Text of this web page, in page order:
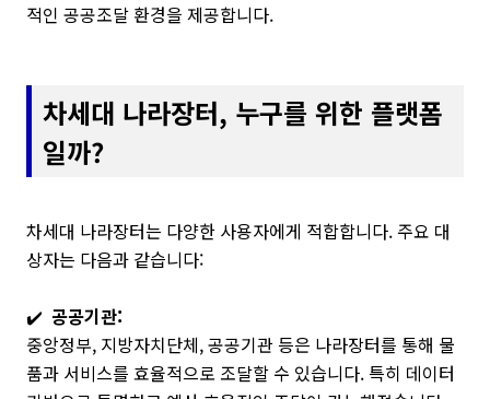
적인 공공조달 환경을 제공합니다.
차세대 나라장터, 누구를 위한 플랫폼
일까?
차세대 나라장터는 다양한 사용자에게 적합합니다. 주요 대
상자는 다음과 같습니다:
✔️ 공공기관:
중앙정부, 지방자치단체, 공공기관 등은 나라장터를 통해 물
품과 서비스를 효율적으로 조달할 수 있습니다. 특히 데이터